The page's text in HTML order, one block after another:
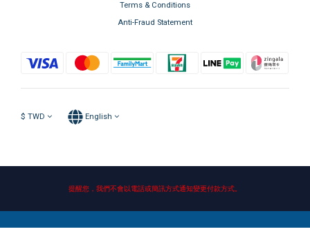
Terms & Conditions
Anti-Fraud Statement
$ TWD English
提醒您，我們不會以電話或簡訊方式通知變更付款方式。